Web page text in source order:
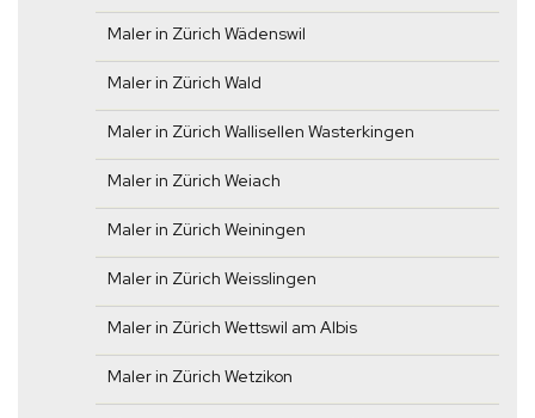
Maler in Zürich Wädenswil
Maler in Zürich Wald
Maler in Zürich Wallisellen Wasterkingen
Maler in Zürich Weiach
Maler in Zürich Weiningen
Maler in Zürich Weisslingen
Maler in Zürich Wettswil am Albis
Maler in Zürich Wetzikon